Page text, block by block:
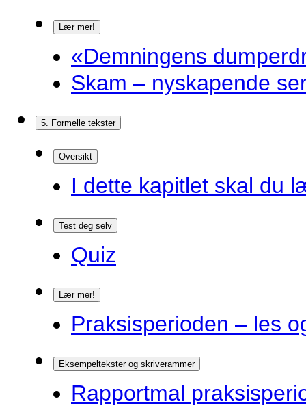
Lær mer!
«Demningens
Skam – nyskapende
5. Formelle tekster
Oversikt
I dette kapitlet skal du
Test deg selv
Quiz
Lær mer!
Praksisperioden – les
Eksempeltekster og skriverammer
Rapportmal